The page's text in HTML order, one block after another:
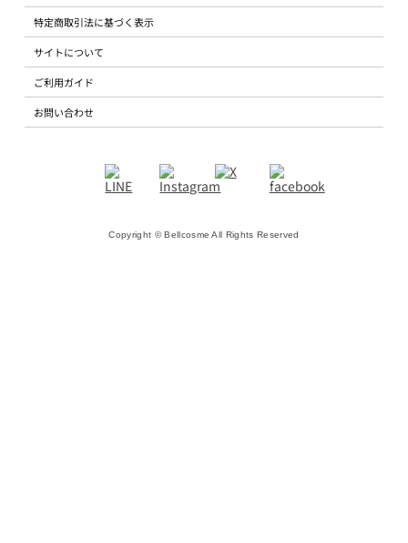
特定商取引法に基づく表示
サイトについて
ご利用ガイド
お問い合わせ
Copyright © Bellcosme All Rights Reserved